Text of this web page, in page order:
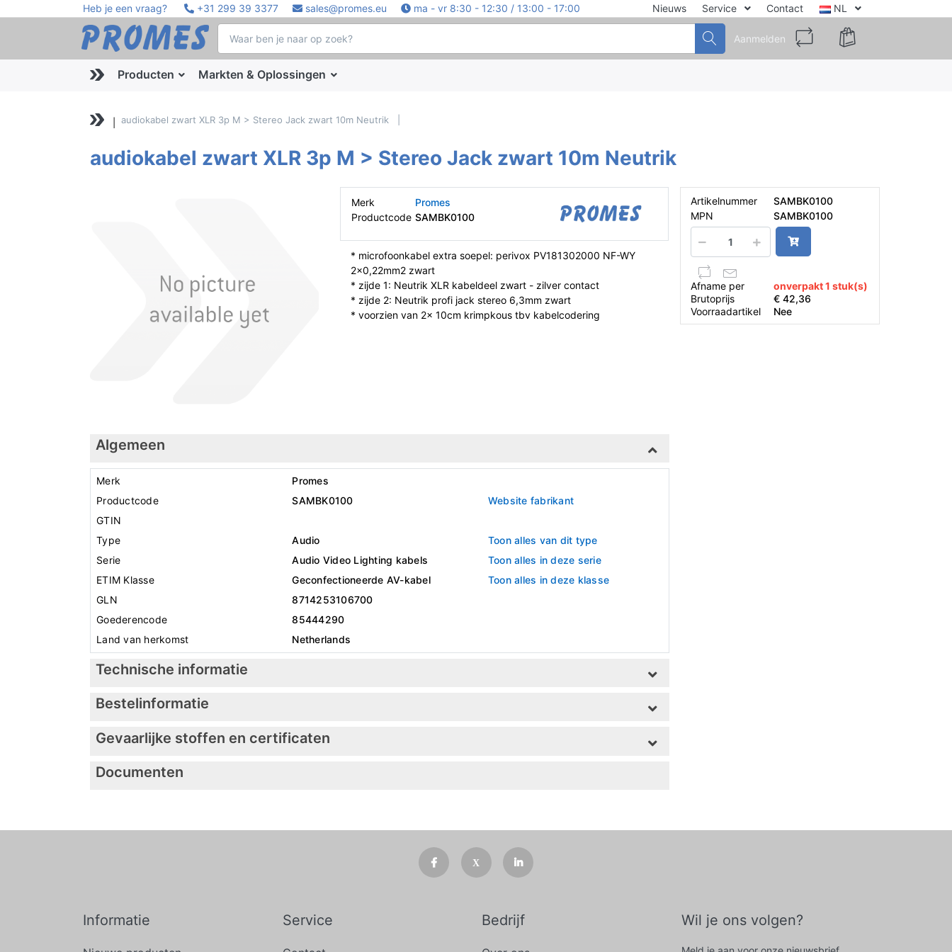
Heb je een vraag? +31 299 39 3377 sales@promes.eu ma - vr 8:30 - 12:30 / 13:00 - 17:00 Nieuws Service Contact NL
Aanmelden
Producten Markten & Oplossingen
audiokabel zwart XLR 3p M > Stereo Jack zwart 10m Neutrik
audiokabel zwart XLR 3p M > Stereo Jack zwart 10m Neutrik
Merk
Promes
Productcode SAMBK0100
* microfoonkabel extra soepel: perivox PV181302000 NF-WY
2x0,22mm2 zwart
* zijde 1: Neutrik XLR kabeldeel zwart - zilver contact
* zijde 2: Neutrik profi jack stereo 6,3mm zwart
* voorzien van 2x 10cm krimpkous tbv kabelcodering
Algemeen
Merk
Promes
Productcode
SAMBK0100
Website fabrikant
GTIN
Type
Audio
Toon alles van dit type
Serie
Audio Video Lighting kabels
Toon alles in deze serie
ETIM Klasse
Geconfectioneerde AV-kabel
Toon alles in deze klasse
GLN
8714253106700
Goederencode
85444290
Land van herkomst
Netherlands
Technische informatie
Bestelinformatie
Gevaarlijke stoffen en certificaten
Documenten
Artikelnummer
SAMBK0100
MPN
SAMBK0100
Afname per
onverpakt 1 stuk(s)
Brutoprijs
€ 42,36
Voorraadartikel
Nee
Informatie Service Bedrijf Wil je ons volgen?